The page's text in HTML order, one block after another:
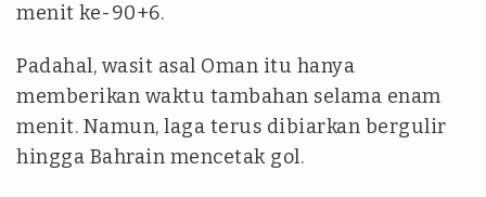
menit ke-90+6.
Padahal, wasit asal Oman itu hanya
memberikan waktu tambahan selama enam
menit. Namun, laga terus dibiarkan bergulir
hingga Bahrain mencetak gol.